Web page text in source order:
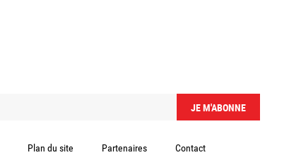
Plan du site Partenaires Contact